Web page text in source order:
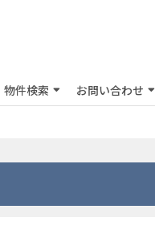
物件検索 お問い合わせ